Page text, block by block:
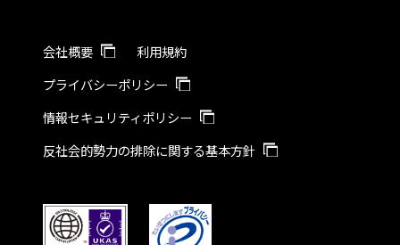
会社概要
利用規約
プライバシーポリシー
情報セキュリティポリシー
反社会的勢力の排除に関する基本方針